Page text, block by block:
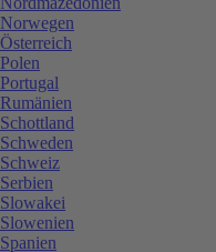
Norwegen
Österreich
Polen
Portugal
Rumänien
Schottland
Schweden
Schweiz
Serbien
Slowakei
Slowenien
Spanien